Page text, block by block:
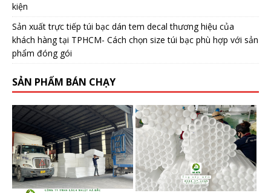
kiện
Sản xuất trực tiếp túi bạc dán tem decal thương hiệu của
khách hàng tại TPHCM- Cách chọn size túi bạc phù hợp với sản
phẩm đóng gói
SẢN PHẨM BÁN CHẠY